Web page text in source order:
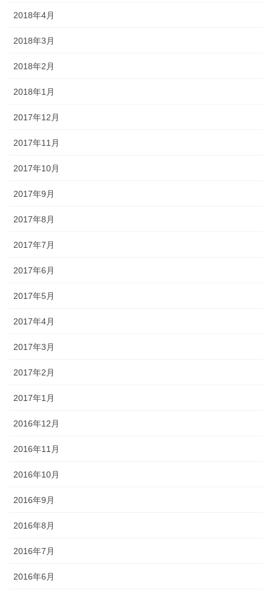
2018年4月
2018年3月
2018年2月
2018年1月
2017年12月
2017年11月
2017年10月
2017年9月
2017年8月
2017年7月
2017年6月
2017年5月
2017年4月
2017年3月
2017年2月
2017年1月
2016年12月
2016年11月
2016年10月
2016年9月
2016年8月
2016年7月
2016年6月